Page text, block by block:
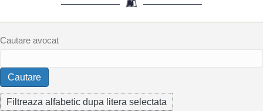
Cautare avocat